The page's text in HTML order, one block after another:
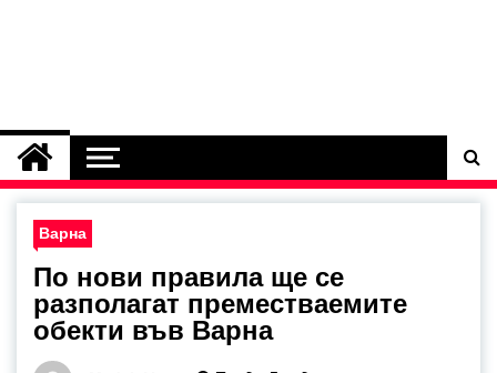
Варна
По нови правила ще се
разполагат преместваемите
обекти във Варна